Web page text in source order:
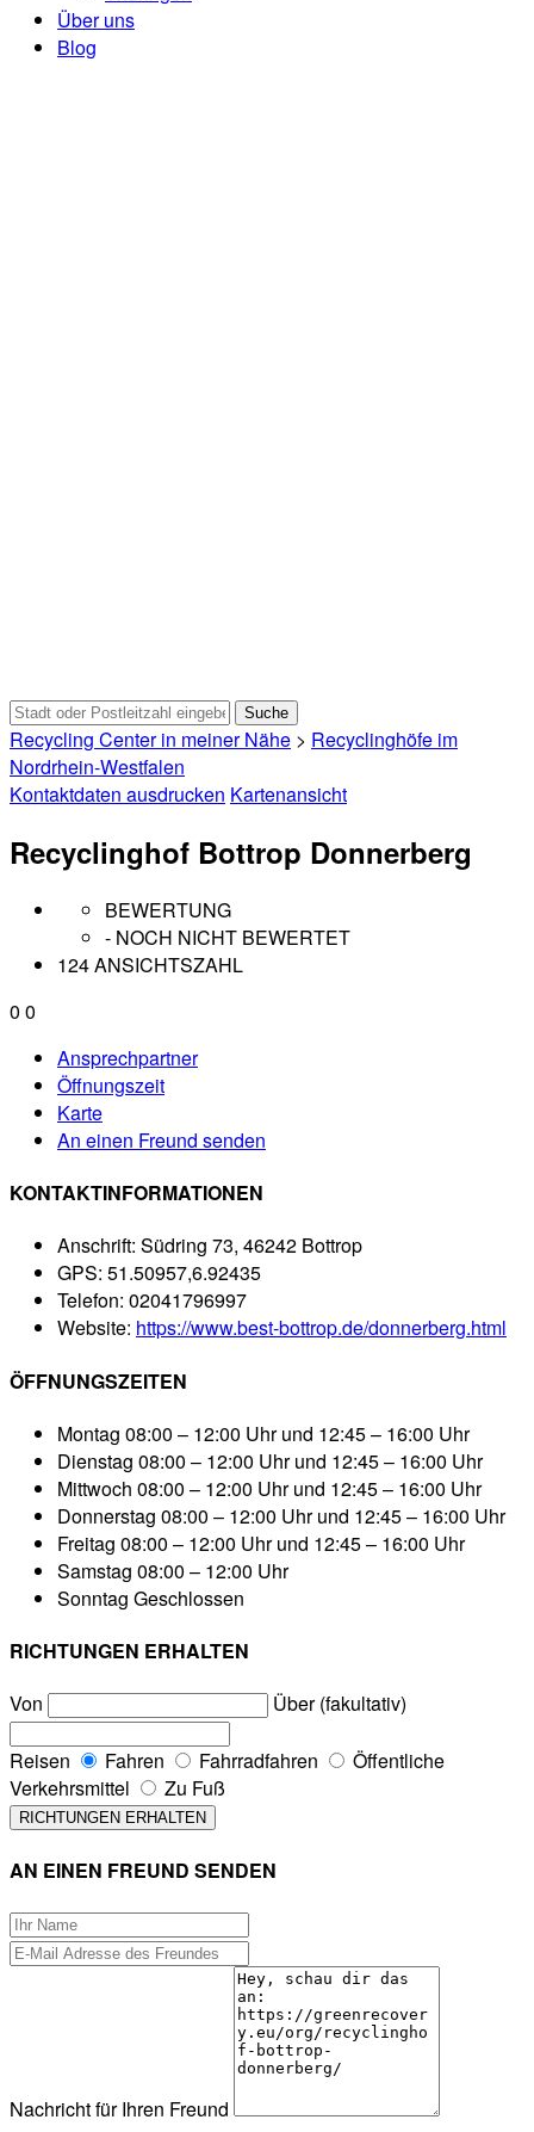
Über uns
Blog
Recycling Center in meiner Nähe > Recyclinghöfe im
Nordrhein-Westfalen
Kontaktdaten ausdrucken Kartenansicht
Recyclinghof Bottrop Donnerberg
BEWERTUNG
- NOCH NICHT BEWERTET
124 ANSICHTSZAHL
0 0
Ansprechpartner
Öffnungszeit
Karte
An einen Freund senden
KONTAKTINFORMATIONEN
Anschrift: Südring 73, 46242 Bottrop
GPS: 51.50957,6.92435
Telefon: 02041796997
Website: https://www.best-bottrop.de/donnerberg.html
ÖFFNUNGSZEITEN
Montag 08:00 – 12:00 Uhr und 12:45 – 16:00 Uhr
Dienstag 08:00 – 12:00 Uhr und 12:45 – 16:00 Uhr
Mittwoch 08:00 – 12:00 Uhr und 12:45 – 16:00 Uhr
Donnerstag 08:00 – 12:00 Uhr und 12:45 – 16:00 Uhr
Freitag 08:00 – 12:00 Uhr und 12:45 – 16:00 Uhr
Samstag 08:00 – 12:00 Uhr
Sonntag Geschlossen
RICHTUNGEN ERHALTEN
Von
Über (fakultativ)
Reisen Fahren Fahrradfahren
Öffentliche
Verkehrsmittel
Zu Fuß
AN EINEN FREUND SENDEN
Nachricht für Ihren Freund